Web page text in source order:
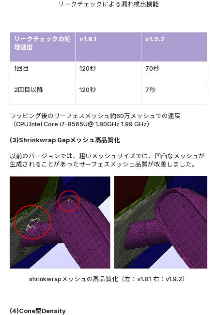
リークチェックによる漏れ検出機能
リークチェックの処
理速度
v1.8.1 v1.9.2
1回目 120秒 70秒
2回目以降 120秒 7秒
ラッピング後のサーフェスメッシュ約60万メッシュでの速度
（CPU:Intel Core i7-8565U@ 1.80GHz 1.99 GHz）
(3)Shrinkwrap Gapメッシュ高品質化
以前のバージョンでは、粗いメッシュサイズでは、凹凸なメッシュが
生成されることがあったサーフェスメッシュ品質が改善しました。
shrinkwrapメッシュの高品質化（左：v1.8.1 右：v1.9.2）
(4)Cone型Density